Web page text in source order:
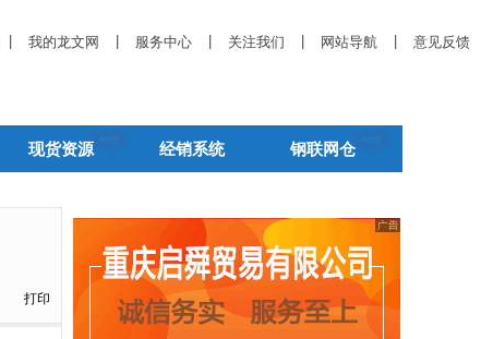
我的龙文网 服务中心 关注我们 网站导航
意见反馈
现货资源 经销系统 钢联网仓
打印